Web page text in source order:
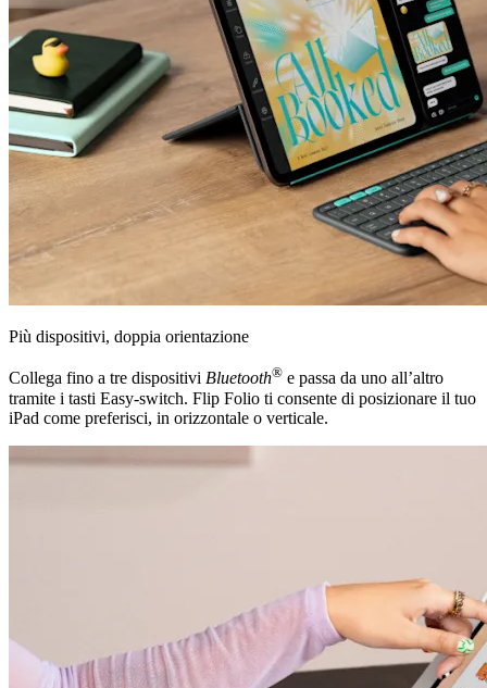
Più dispositivi, doppia orientazione
Collega fino a tre dispositivi Bluetooth® e passa da uno all’altro
tramite i tasti Easy-switch. Flip Folio ti consente di posizionare il tuo
iPad come preferisci, in orizzontale o verticale.